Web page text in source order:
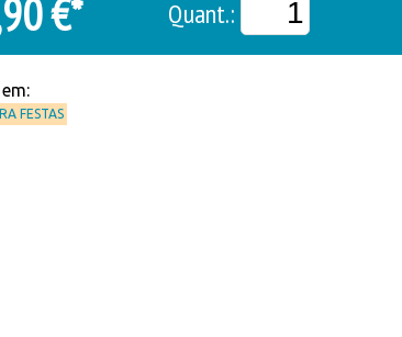
€* Quant.:
FESTAS